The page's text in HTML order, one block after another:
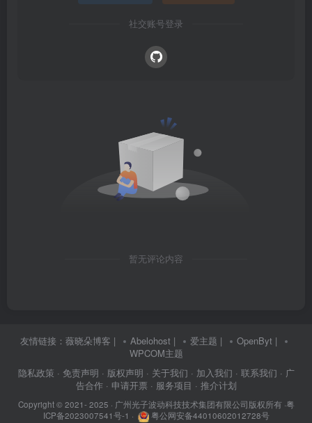
社交账号登录
暂无评论内容
友情链接： 薇晓朵博客 | Abelohost | 爱主题 | OpenByt |
WPCOM主题
隐私政策 · 免责声明 · 版权声明 · 关于我们 · 加入我们 · 联系我们 · 广
告合作 · 申请开票 · 服务项目 · 推介计划
Copyright © 2021- 2025 · 广州光子波动科技技术集团有限公司版权所有·粤
ICP备2023007541号-1 · 粤公网安备44010602012728号